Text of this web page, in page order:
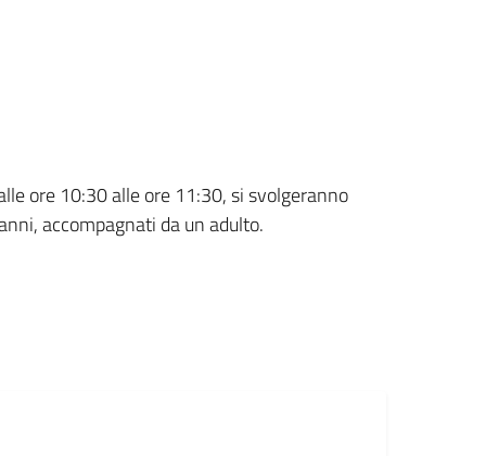
ore 10:30 alle ore 11:30, si svolgeranno
accompagnati da un adulto.